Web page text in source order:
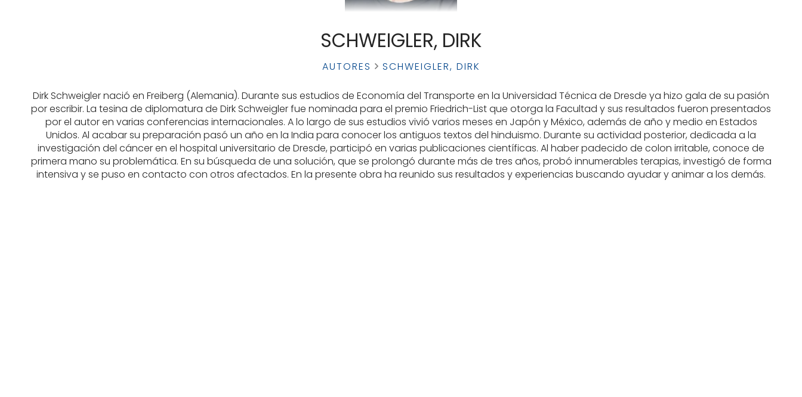
SCHWEIGLER, DIRK
AUTORES SCHWEIGLER, DIRK
Dirk Schweigler nació en Freiberg (Alemania). Durante sus estudios de Economía del Transporte en la Universidad Técnica de Dresde ya hizo gala de su pasión
por escribir. La tesina de diplomatura de Dirk Schweigler fue nominada para el premio Friedrich-List que otorga la Facultad y sus resultados fueron presentados
por el autor en varias conferencias internacionales. A lo largo de sus estudios vivió varios meses en Japón y México, además de año y medio en Estados
Unidos. Al acabar su preparación pasó un año en la India para conocer los antiguos textos del hinduismo. Durante su actividad posterior, dedicada a la
investigación del cáncer en el hospital universitario de Dresde, participó en varias publicaciones científicas. Al haber padecido de colon irritable, conoce de
primera mano su problemática. En su búsqueda de una solución, que se prolongó durante más de tres años, probó innumerables terapias, investigó de forma
intensiva y se puso en contacto con otros afectados. En la presente obra ha reunido sus resultados y experiencias buscando ayudar y animar a los demás.